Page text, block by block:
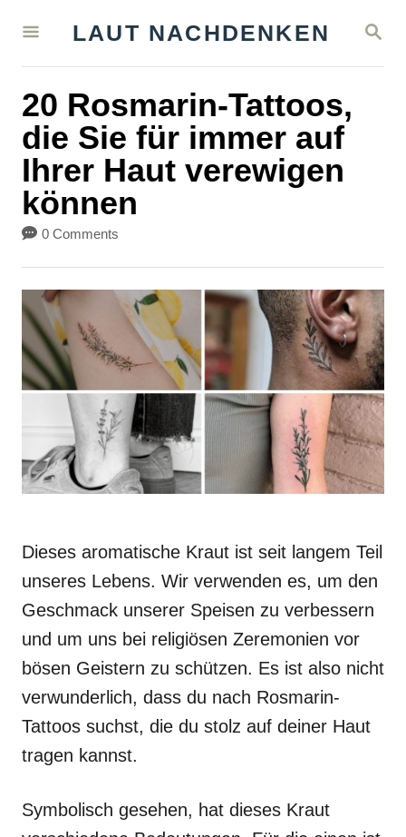
S
A
LAUT NACHDENKEN
20 Rosmarin-Tattoos,
die Sie für immer auf
Ihrer Haut verewigen
können
0 Comments
Dieses aromatische Kraut ist seit langem Teil
unseres Lebens. Wir verwenden es, um den
Geschmack unserer Speisen zu verbessern
und um uns bei religiösen Zeremonien vor
bösen Geistern zu schützen. Es ist also nicht
verwunderlich, dass du nach Rosmarin-
Tattoos suchst, die du stolz auf deiner Haut
tragen kannst.
Symbolisch gesehen, hat dieses Kraut